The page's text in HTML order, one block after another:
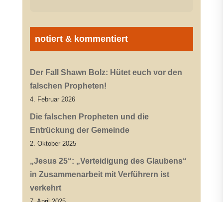
notiert & kommentiert
Der Fall Shawn Bolz: Hütet euch vor den
falschen Propheten!
4. Februar 2026
Die falschen Propheten und die
Entrückung der Gemeinde
2. Oktober 2025
„Jesus 25“: „Verteidigung des Glaubens“
in Zusammenarbeit mit Verführern ist
verkehrt